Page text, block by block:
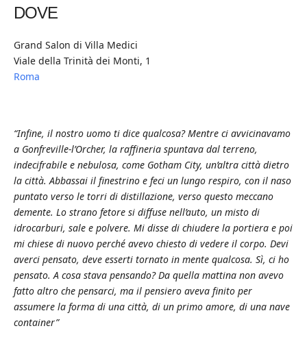
DOVE
Grand Salon di Villa Medici
Viale della Trinità dei Monti, 1
Roma
“Infine, il nostro uomo ti dice qualcosa? Mentre ci avvicinavamo
a Gonfreville-l’Orcher, la raffineria spuntava dal terreno,
indecifrabile e nebulosa, come Gotham City, un’altra città dietro
la città. Abbassai il finestrino e feci un lungo respiro, con il naso
puntato verso le torri di distillazione, verso questo meccano
demente. Lo strano fetore si diffuse nell’auto, un misto di
idrocarburi, sale e polvere. Mi disse di chiudere la portiera e poi
mi chiese di nuovo perché avevo chiesto di vedere il corpo. Devi
averci pensato, deve esserti tornato in mente qualcosa. Sì, ci ho
pensato. A cosa stava pensando? Da quella mattina non avevo
fatto altro che pensarci, ma il pensiero aveva finito per
assumere la forma di una città, di un primo amore, di una nave
container”